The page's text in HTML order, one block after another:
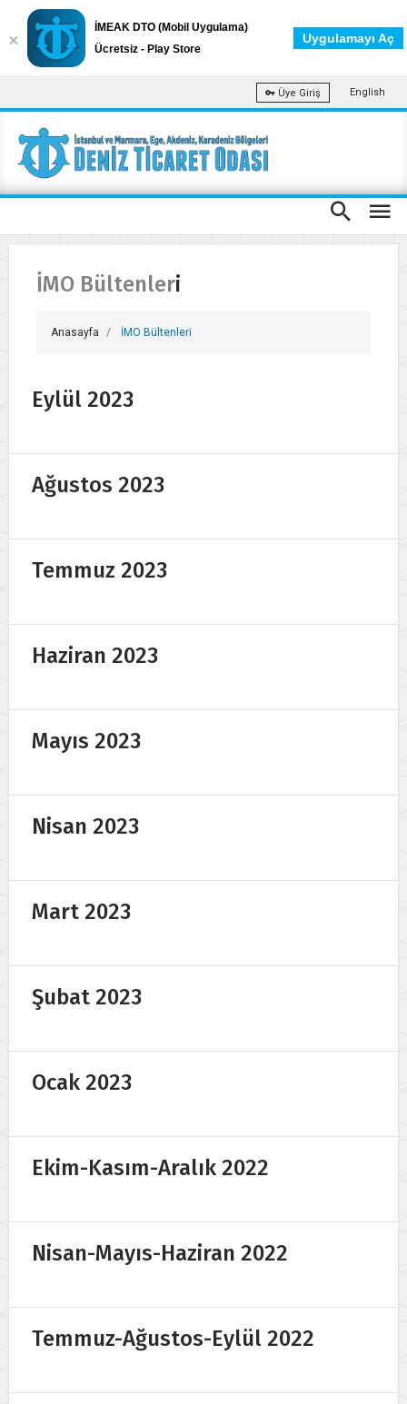
Üye Giriş English
İMO Bültenleri
Anasayfa İMO Bültenleri
Eylül 2023
Ağustos 2023
Temmuz 2023
Haziran 2023
Mayıs 2023
Nisan 2023
Mart 2023
Şubat 2023
Ocak 2023
Ekim-Kasım-Aralık 2022
Nisan-Mayıs-Haziran 2022
Temmuz-Ağustos-Eylül 2022
İMEAK DTO (Mobil Uygulama)
Ücretsiz - Play Store
Uygulamayı Aç